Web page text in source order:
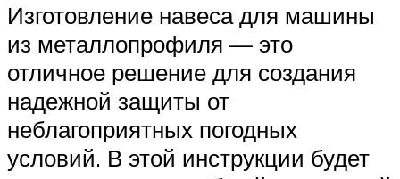
Изготовление навеса для машины
из металлопрофиля — это
отличное решение для создания
надежной защиты от
неблагоприятных погодных
условий. В этой инструкции будет